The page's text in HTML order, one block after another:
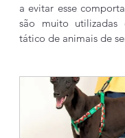
a evitar esse
são muito utilizadas
tático de animais de